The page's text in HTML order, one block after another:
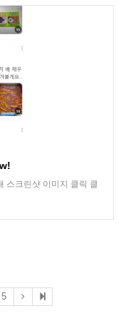
스크린샷 이미지 클릭 클
5